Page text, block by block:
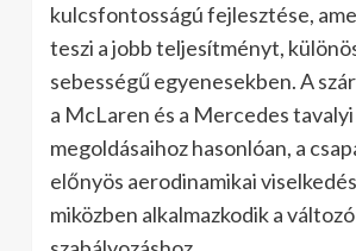
kulcsfontosságú fejlesztése,
teszi a jobb teljesítményt,
sebességű egyenesekben. A
a McLaren és a Mercedes tavalyi
megoldásaihoz hasonlóan, a
előnyös aerodinamikai
miközben alkalmazkodik a változó